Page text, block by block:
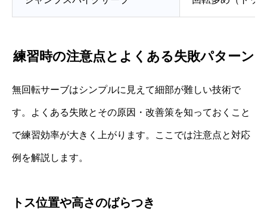
練習時の注意点とよくある失敗パターン
無回転サーブはシンプルに見えて細部が難しい技術で
す。よくある失敗とその原因・改善策を知っておくこと
で練習効率が大きく上がります。ここでは注意点と対応
例を解説します。
トス位置や高さのばらつき